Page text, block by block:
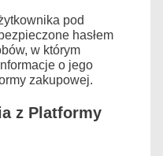
pod
hasłem
w którym
o jego
zakupowej.
z Platformy